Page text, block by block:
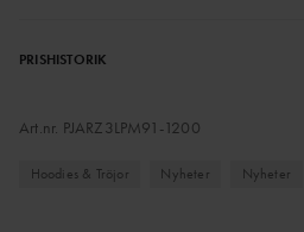
PRISHISTORIK
Art.nr. PJARZ3LPM91-1200
Hoodies & Tröjor Nyheter Nyheter